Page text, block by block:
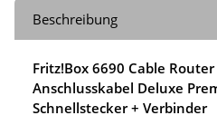
Beschreibung
Fritz!Box 6690 Cable
Anschlusskabel Deluxe
Schnellstecker + Verbinder